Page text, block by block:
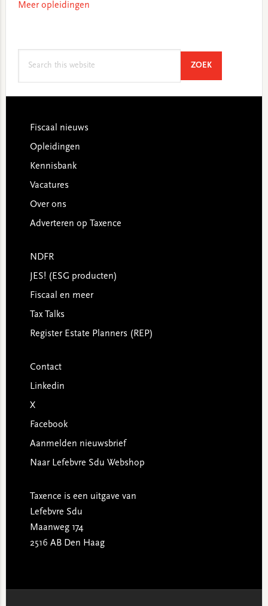
Meer opleidingen
ZOEKSEARCH
Footer
Fiscaal nieuws
Opleidingen
Kennisbank
Vacatures
Over ons
Adverteren op Taxence
NDFR
JES! (ESG producten)
Fiscaal en meer
Tax Talks
Register Estate Planners (REP)
Contact
Linkedin
X
Facebook
Aanmelden nieuwsbrief
Naar Lefebvre Sdu Webshop
Taxence is een uitgave van
Lefebvre Sdu
Maanweg 174
2516 AB Den Haag